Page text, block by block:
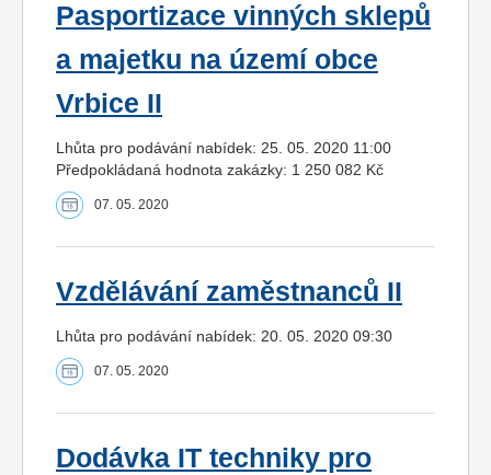
Pasportizace vinných sklepů
a majetku na území obce
Vrbice II
Lhůta pro podávání nabídek: 25. 05. 2020 11:00
Předpokládaná hodnota zakázky: 1 250 082 Kč
07. 05. 2020
Vzdělávání zaměstnanců II
Lhůta pro podávání nabídek: 20. 05. 2020 09:30
07. 05. 2020
Dodávka IT techniky pro